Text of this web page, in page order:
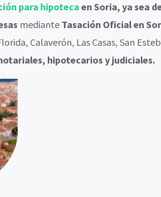
para hipoteca en Soria, ya sea
mediante Tasación Oficial en
Calaverón, Las Casas, San
hipotecarios y judiciales.